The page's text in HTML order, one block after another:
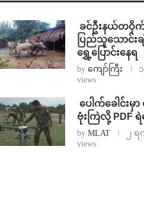
ခင်ဦးနယ်တဝို
ပြည်သူသောင်း
ရွှေ့ပြောင်းနေရ
byကျော်ကြီး
views
ပေါက်ခေါင်း
ဗုံးကြဲလို့ PDF
byMLAT ၂
views